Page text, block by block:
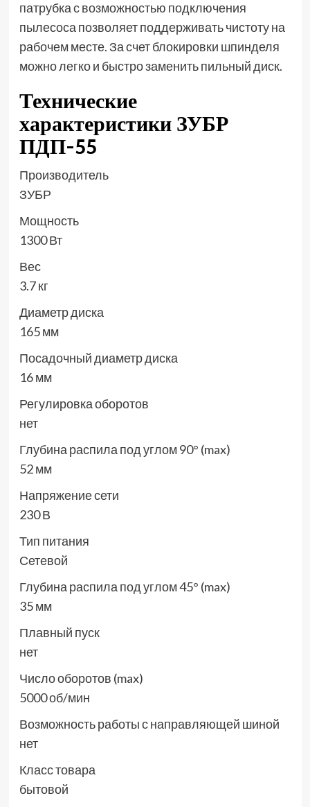
патрубка с возможностью подключения
пылесоса позволяет поддерживать чистоту на
рабочем месте. За счет блокировки шпинделя
можно легко и быстро заменить пильный диск.
Технические
характеристики ЗУБР
ПДП-55
Производитель
ЗУБР
Мощность
1300 Вт
Вес
3.7 кг
Диаметр диска
165 мм
Посадочный диаметр диска
16 мм
Регулировка оборотов
нет
Глубина распила под углом 90° (max)
52 мм
Напряжение сети
230 В
Тип питания
Сетевой
Глубина распила под углом 45° (max)
35 мм
Плавный пуск
нет
Число оборотов (max)
5000 об/мин
Возможность работы с направляющей шиной
нет
Класс товара
бытовой